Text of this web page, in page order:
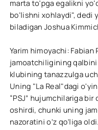
marta to'pga egalikni
bo'lishni xohlaydi", dedi
biladigan Joshua
Yarim himoyachi: Fabian
jamoatchiligining
klubining tanazzulga
Uning "La Real"dagi
“PSJ” hujumchilariga
oshirdi, chunki uning
nazoratini o‘z qo‘liga